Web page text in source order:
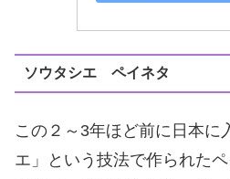
ソウタシエ ペイネタ
この２～3年ほど前に日本に
エ」という技法で作られた